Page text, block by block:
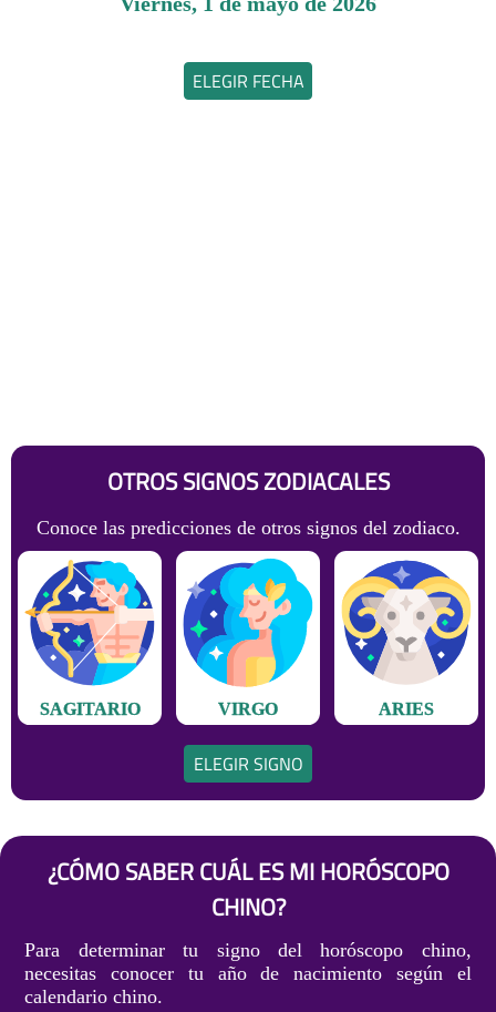
ELEGIR FECHA
OTROS SIGNOS ZODIACALES
Conoce las predicciones de otros signos del zodiaco.
SAGITARIO VIRGO ARIES
ELEGIR SIGNO
¿CÓMO SABER CUÁL ES MI HORÓSCOPO
CHINO?
Para determinar tu signo del horóscopo chino,
necesitas conocer tu año de nacimiento según el
calendario chino.